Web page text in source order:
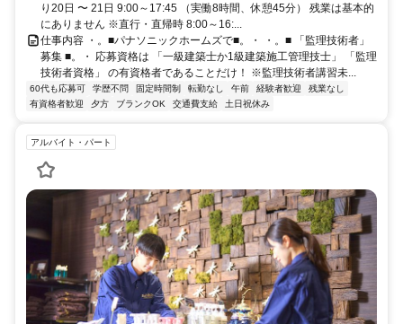
り20日 〜 21日 9:00～17:45 （実働8時間、休憩45分） 残業は基本的
にありません ※直行・直帰時 8:00～16:...
仕事内容 ・。■パナソニックホームズで■。・ ・。■ 「監理技術者」
募集 ■。・ 応募資格は 「一級建築士か1級建築施工管理技士」 「監理
技術者資格」 の有資格者であることだけ！ ※監理技術者講習未...
60代も応募可 学歴不問 固定時間制 転勤なし 午前 経験者歓迎
残業なし
有資格者歓迎
夕方 ブランクOK 交通費支給 土日祝休み
アルバイト・パート